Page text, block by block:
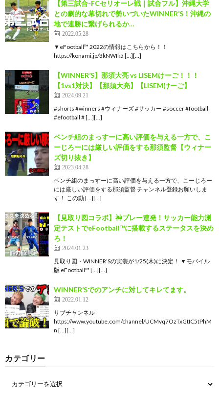
【第三試合-FCセリオーレ戦｜試合フル】沖縄大学
との劇的な幕切れで勢いづいたWINNER’S！沖縄の
地で連勝に繋げられるか…
2022.05.28
▼eFootball™ 2022の情報はこちらから！！
https://konami.jp/3kNWIk5 […][…]
【WINNER’S】那須大亮 vs LISEMけーご！！！
【1vs1対決】【那須大亮】【LISEMけーご】
2024.09.21
#shorts #winners #ウィナーズ #サッカー #soccer #football
#efootball # […][…]
ベンチ組のまっすーに高い評価を与える一方で、こ
ーじろーには厳しい評価をする那須監督【ウィナー
ズ切り抜き】
2023.04.28
ベンチ組のまっすーに高い評価を与える一方で、こーじろー
には厳しい評価をする那須監督 チャンネル登録お願いしま
す！ この動 […][…]
【見取り図コラボ】神プレー連発！サッカー能力測
定テストでeFootball™︎に搭載するステータスを決め
ろ！
2024.01.23
見取り図・WINNER’Sの実装が1/25(木)に決定！ ▼モバイル
版 eFootball™ […][…]
WINNER’Sでのアンチに対してキレてます。
2022.01.12
サブチャンネル
https://www.youtube.com/channel/UCMvq7OzTxGtIC5tPhM
n […][…]
カテゴリー